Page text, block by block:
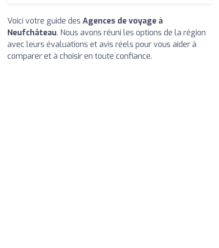
Voici votre guide des Agences de voyage à
Neufchâteau. Nous avons réuni les options de la région
avec leurs évaluations et avis réels pour vous aider à
comparer et à choisir en toute confiance.